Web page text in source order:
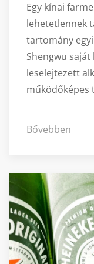
Egy kínai
lehetetlennek
tartomány
Shengwu saját
leselejtezett
működőképes
Bővebben